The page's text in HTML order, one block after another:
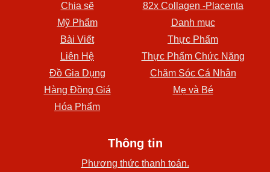
Chia sẽ
82x Collagen -Placenta
Mỹ Phẩm
Danh mục
Bài Viết
Thực Phẩm
Liên Hệ
Thực Phẩm Chức Năng
Đồ Gia Dụng
Chăm Sóc Cá Nhân
Hàng Đồng Giá
Mẹ và Bé
Hóa Phẩm
Thông tin
Phương thức thanh toán.